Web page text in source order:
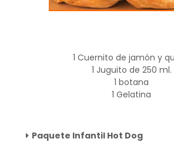
1 Cuernito de jamón y
1 Juguito de 250 ml.
1 botana
1 Gelatina
Paquete Infantil Hot Dog